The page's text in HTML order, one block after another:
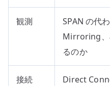
観測
SPAN の代
Mirroring、
るのか
接続
Direct